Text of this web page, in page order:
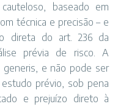
baseado em
técnica e precisão – e
direta do art. 236 da
prévia de risco. A
generis, e não pode ser
prévio, sob pena
e prejuízo direto à